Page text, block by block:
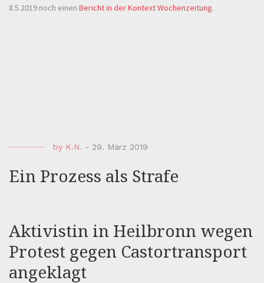
8.5.2019 noch einen Bericht in der Kontext Wochenzeitung.
by K.N. - 29. März 2019
Ein Prozess als Strafe
Aktivistin in Heilbronn wegen
Protest gegen Castortransport
angeklagt